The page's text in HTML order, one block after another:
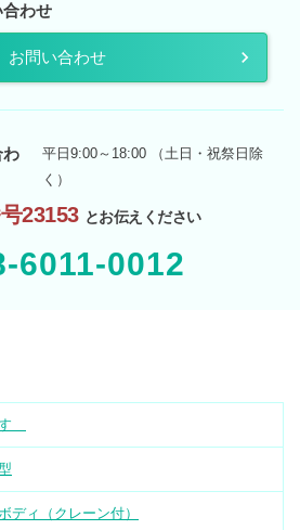
合わせ
お問い合わせ
わ
平日9:00～18:00 （土日・祝祭日除
く）
23153 とお伝えください
6011-0012
ゞ
ディ（クレーン付）